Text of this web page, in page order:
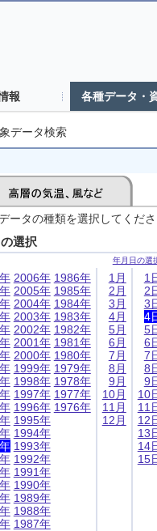
報 各種データ・
データ検索
ータの種類を選択してくだ
選択
年月日の選
2006年
2005年
2004年
2003年
2002年
2001年
2000年
1999年
1998年
1997年
1996年
1995年
1994年
1993年
1992年
1991年
1990年
1989年
1988年
1987年
1986年
1985年
1984年
1983年
1982年
1981年
1980年
1979年
1978年
1977年
1976年
1月
2月
3月
4月
5月
6月
7月
8月
9月
10月
11月
12月
1
2
3
4
5
6
7
8
9
10
11
12
13
14
15